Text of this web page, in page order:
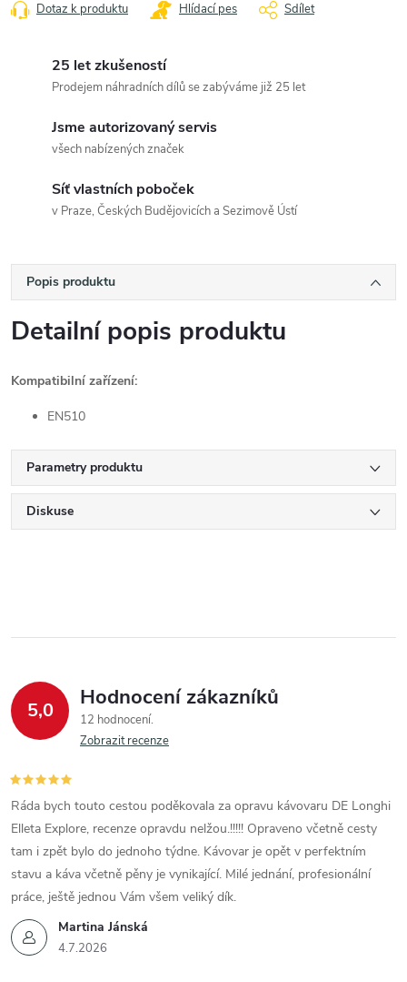
Dotaz k produktu Hlídací pes Sdílet
25 let zkušeností
Prodejem náhradních dílů se zabýváme již 25 let
Jsme autorizovaný servis
všech nabízených značek
Síť vlastních poboček
v Praze, Českých Budějovicích a Sezimově Ústí
Popis produktu
Detailní popis produktu
Kompatibilní zařízení:
EN510
Parametry produktu
Diskuse
5,0 Hodnocení zákazníků
12 hodnocení
Zobrazit recenze
Martina Jánská
4.7.2026
Ráda bych touto cestou poděkovala za opravu kávovaru DE Longhi
Elleta Explore, recenze opravdu nelžou.!!!!! Opraveno včetně cesty
tam i zpět bylo do jednoho týdne. Kávovar je opět v perfektním
stavu a káva včetně pěny je vynikající. Milé jednání, profesionální
práce, ještě jednou Vám všem veliký dík.